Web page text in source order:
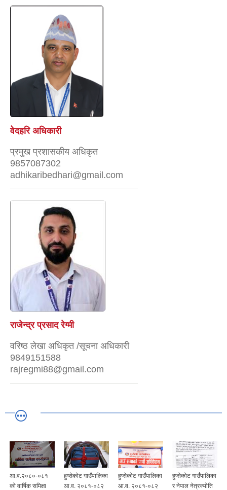
वेदहरि अधिकारी
प्रमुख प्रशासकीय अधिकृत
9857087302
adhikaribedhari@gmail.com
राजेन्द्र प्रसाद रेग्मी
वरिष्ठ लेखा अधिकृत /सूचना अधिकारी
9849151588
rajregmi88@gmail.com
आ.व.२०८०-०८१
को वार्षिक समिक्षा
हुप्सेकोट गाउँपालिका
आ.व. २०८१-०८२
हुप्सेकोट गाउँपालिका
आ.व. २०८१-०८२
हुप्सेकोट गाउँपालिका
र नेपाल नेत्रज्योति